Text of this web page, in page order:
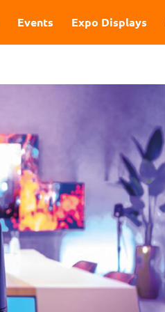
Events Expo Displays